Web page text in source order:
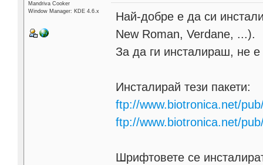
Mandriva Cooker
Window Manager: KDE 4.6.x
Най-добре е да си
New Roman, Verdane, ...).
За да ги инсталираш, не
Инсталирай тези пакети:
ftp://www.biotronica.net/
ftp://www.biotronica.net/
Шрифтовете се